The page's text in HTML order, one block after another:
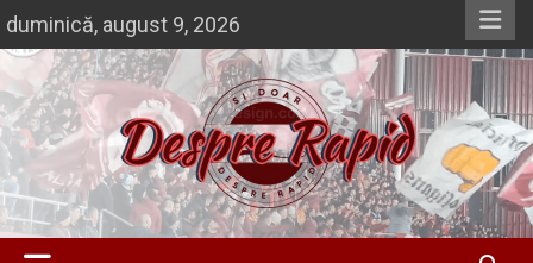
Skip
to
content
duminică, august 9, 2026
Despre Rapid
Si doar … despre Rapid